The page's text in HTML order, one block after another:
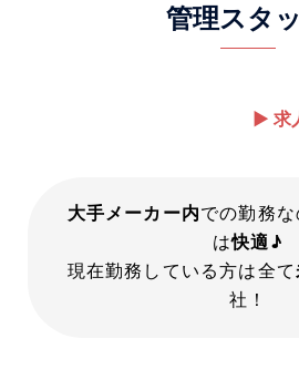
管理スタ
▶ 求
大手メーカー内での勤務
は快適♪
現在勤務している方は全て
社！